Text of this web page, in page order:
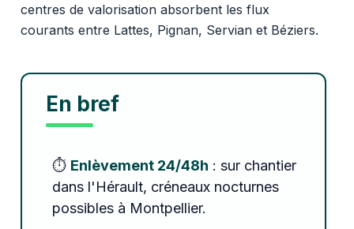
centres de valorisation absorbent les flux
courants entre Lattes, Pignan, Servian et Béziers.
En bref
⏱️ Enlèvement 24/48h : sur chantier
dans l'Hérault, créneaux nocturnes
possibles à Montpellier.